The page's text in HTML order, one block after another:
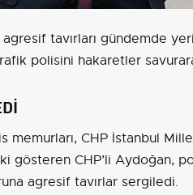
tavırları gündemde
polisini hakaretler
CHP İstanbul
gösteren CHP’li Aydoğan,
agresif tavırlar sergiledi.